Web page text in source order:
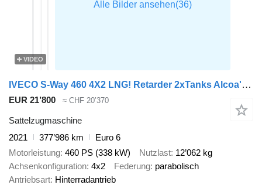
VIDEO
IVECO S-Way 460 4X2 LNG! Retarder 2xTanks Alcoa's ACC
EUR 21’800 ≈ CHF 20’370
Sattelzugmaschine
2021
377’986 km
Euro 6
Motorleistung 460 PS (338 kW) Nutzlast 12’062 kg
Achsenkonfiguration 4x2 Federung parabolisch
Antriebsart Hinterradantrieb